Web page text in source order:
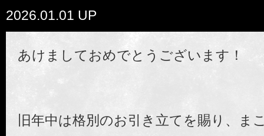
2026.01.01 UP
あけましておめでとうございます！
旧年中は格別のお引き立てを賜り、ま